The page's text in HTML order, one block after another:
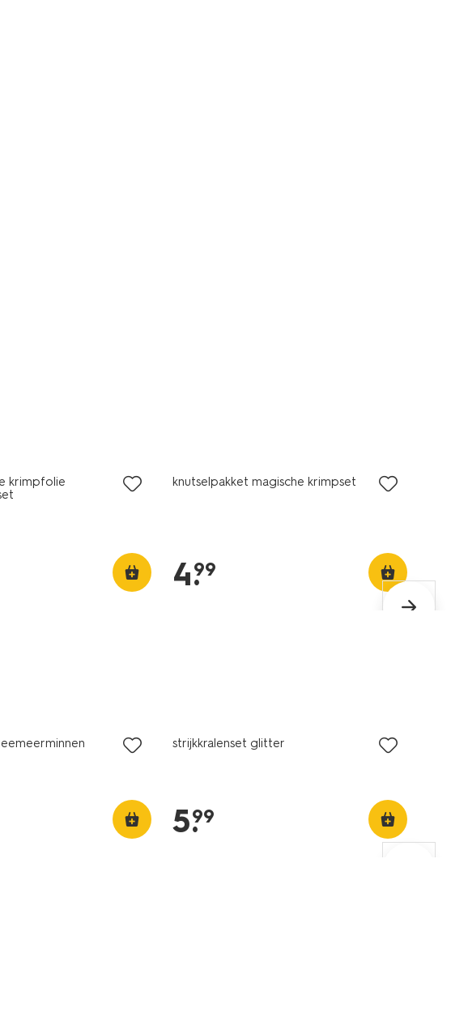
krimpfolie
knutselpakket magische krimpset
4.
99
strijkkralenset glitter
5.
99